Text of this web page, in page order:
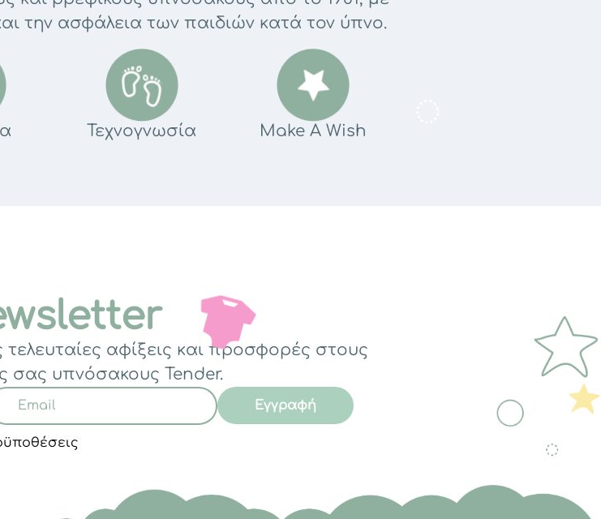
την ασφάλεια των παιδιών κατά τον ύπνο.
Τεχνογνωσία Make A Wish
τελευταίες αφίξεις και προσφορές στους
σας υπνόσακους Tender.
Εγγραφή